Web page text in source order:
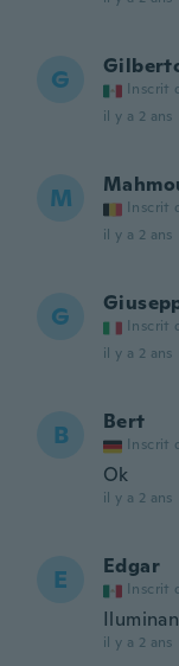
G Inscrit
il y a 2 ans
M Inscrit
il y a 2 ans
G Inscrit
il y a 2 ans
B Bert
Inscrit
Ok
il y a 2 ans
E Edgar
Inscrit
il y a 2 ans